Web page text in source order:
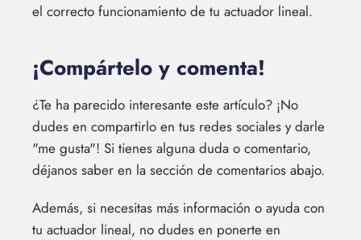
el correcto funcionamiento de tu actuador lineal.
¡Compártelo y comenta!
¿Te ha parecido interesante este artículo? ¡No
dudes en compartirlo en tus redes sociales y darle
"me gusta"! Si tienes alguna duda o comentario,
déjanos saber en la sección de comentarios abajo.
Además, si necesitas más información o ayuda con
tu actuador lineal, no dudes en ponerte en